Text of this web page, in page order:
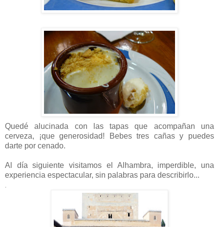
Quedé alucinada con las tapas que acompañan una
cerveza, ¡que generosidad! Bebes tres cañas y puedes
darte por cenado.
Al día siguiente visitamos el Alhambra, imperdible, una
experiencia espectacular, sin palabras para describirlo...
.